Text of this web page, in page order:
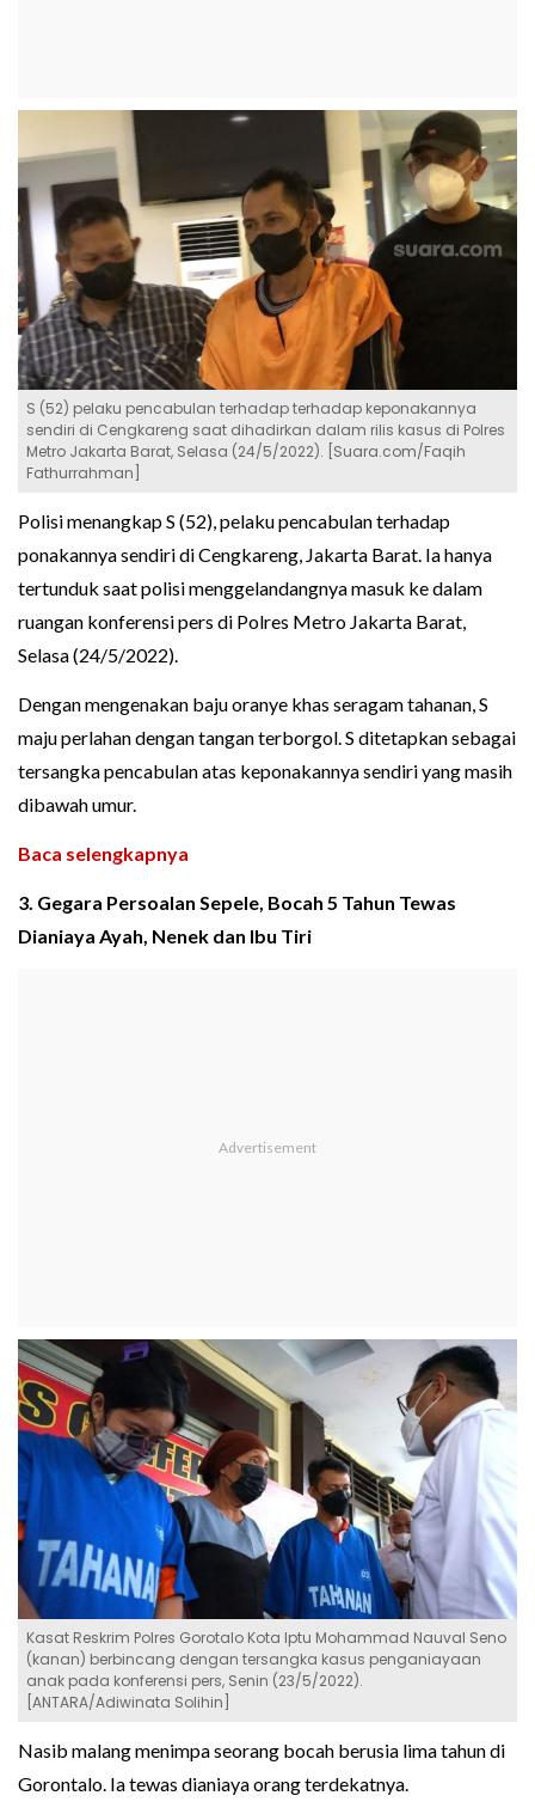
S (52) pelaku pencabulan terhadap terhadap keponakannya
sendiri di Cengkareng saat dihadirkan dalam rilis kasus di Polres
Metro Jakarta Barat, Selasa (24/5/2022). [Suara.com/Faqih
Fathurrahman]
Polisi menangkap S (52), pelaku pencabulan terhadap
ponakannya sendiri di Cengkareng, Jakarta Barat. Ia hanya
tertunduk saat polisi menggelandangnya masuk ke dalam
ruangan konferensi pers di Polres Metro Jakarta Barat,
Selasa (24/5/2022).
Dengan mengenakan baju oranye khas seragam tahanan, S
maju perlahan dengan tangan terborgol. S ditetapkan sebagai
tersangka pencabulan atas keponakannya sendiri yang masih
dibawah umur.
Baca selengkapnya
3. Gegara Persoalan Sepele, Bocah 5 Tahun Tewas
Dianiaya Ayah, Nenek dan Ibu Tiri
Kasat Reskrim Polres Gorotalo Kota Iptu Mohammad Nauval Seno
(kanan) berbincang dengan tersangka kasus penganiayaan
anak pada konferensi pers, Senin (23/5/2022).
[ANTARA/Adiwinata Solihin]
Nasib malang menimpa seorang bocah berusia lima tahun di
Gorontalo. Ia tewas dianiaya orang terdekatnya.